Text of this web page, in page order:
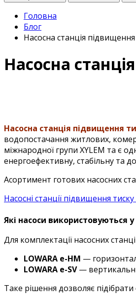
Головна
Блог
Насосна станція підвищення
Насосна
Насосна станція підвищення
водопостачання житлових,
міжнародної групи XYLEM та є
енергоефективну, стабільну та
Асортимент готових насосних
Насосні станції підвищення тиску
Які насоси використовуються у
Для комплектації насосних
LOWARA e-HM —
LOWARA e-SV— вертикальні
Таке рішення дозволяє